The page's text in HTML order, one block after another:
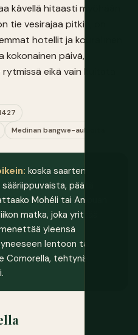
kävellä hitaasti myöhään
tie vesirajaa pitkin, on
hotellit ja kourallinen
kokonainen päivä,
eikä vain kuitata
Medinan bangwe-aukioita
koska saarten
päätä
Mohéli tai Anjouan
matka, joka yrittää
yleensä
lentoon tai
Comorella, tehtynä